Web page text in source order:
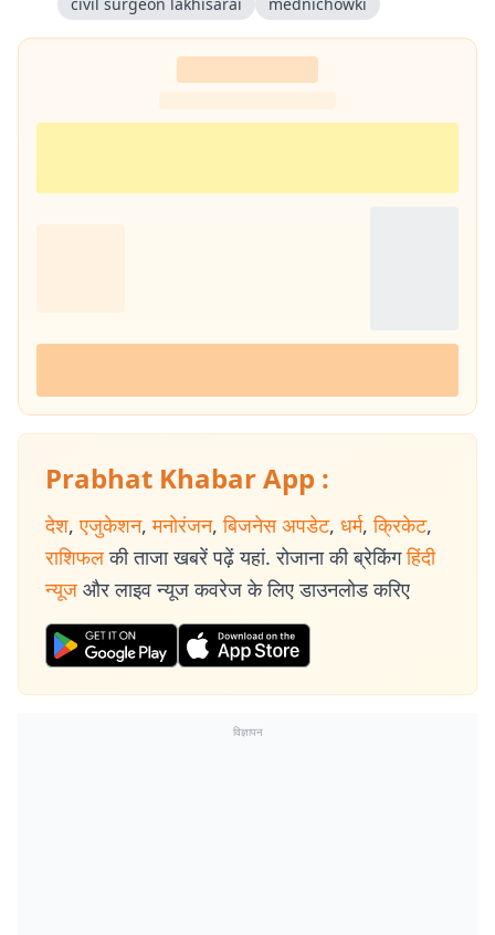
Prabhat Khabar App :
देश, एजुकेशन, मनोरंजन, बिजनेस अपडेट, धर्म, क्रिकेट,
राशिफल की ताजा खबरें पढ़ें यहां. रोजाना की ब्रेकिंग हिंदी
न्यूज और लाइव न्यूज कवरेज के लिए डाउनलोड करिए
विज्ञापन